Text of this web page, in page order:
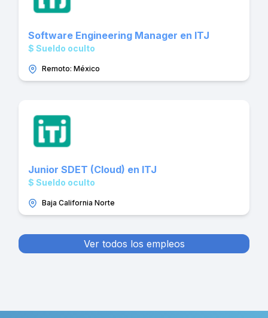
Software Engineering Manager en ITJ
$ Sueldo oculto
Remoto: México
Junior SDET (Cloud) en ITJ
$ Sueldo oculto
Baja California Norte
Ver todos los empleos